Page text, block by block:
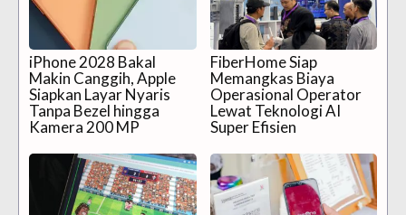
iPhone 2028 Bakal
Makin Canggih, Apple
Siapkan Layar Nyaris
Tanpa Bezel hingga
Kamera 200 MP
FiberHome Siap
Memangkas Biaya
Operasional Operator
Lewat Teknologi AI
Super Efisien